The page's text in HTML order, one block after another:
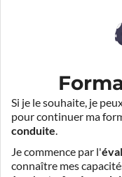
Si je le souhaite, je
pour continuer ma
conduite.
Je commence par l'
connaître mes